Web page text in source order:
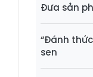
Đưa sản
“Đánh
sen